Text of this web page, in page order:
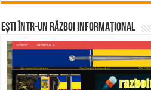
Ești într-un RĂZBOI INFORMAȚIONAL